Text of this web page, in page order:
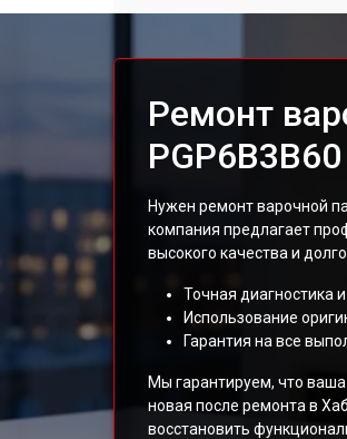
Ремонт
Нужен ремонт варочной
компания предлагает
высокого качества и
Точная диагностика
Использование
Гарантия на все
Мы гарантируем, что
новая после ремонта в
восстановить